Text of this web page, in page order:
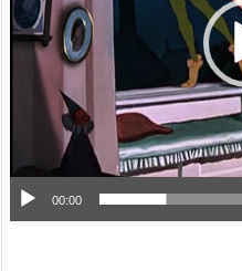
ー
ヤ
00:00